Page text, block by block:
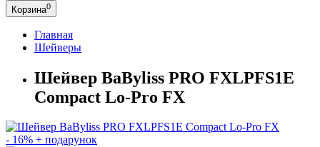
Корзина0
Главная
Шейверы
Шейвер BaByliss PRO FXLPFS1E
Compact Lo-Pro FX
- 16% + подарунок